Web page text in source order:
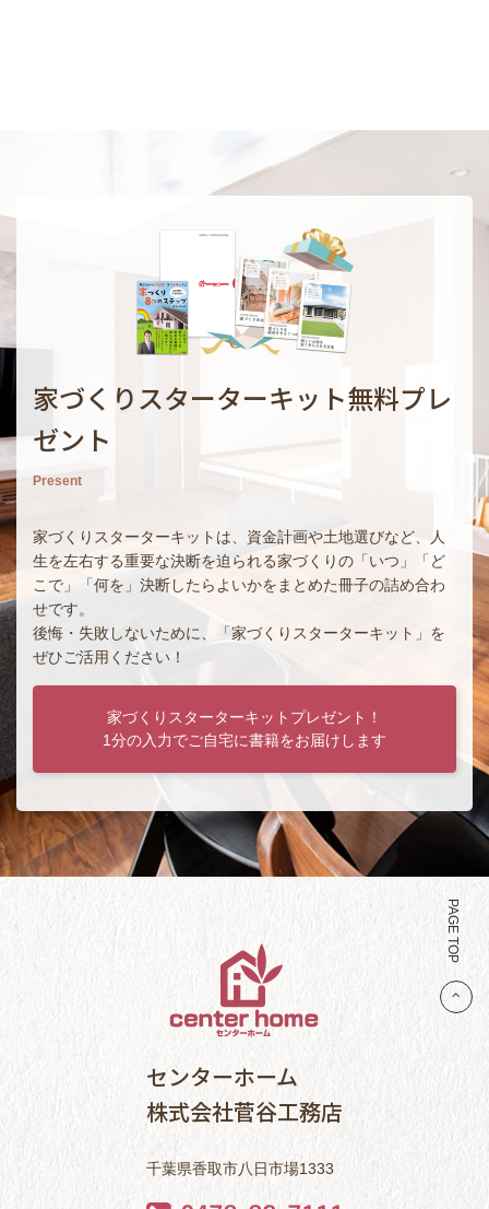
家づくりスターターキット無料プレ
ゼント
Present
家づくりスターターキットは、資金計画や土地選びなど、人
生を左右する重要な決断を迫られる家づくりの「いつ」「ど
こで」「何を」決断したらよいかをまとめた冊子の詰め合わ
せです。
後悔・失敗しないために、「家づくりスターターキット」を
ぜひご活用ください！
家づくりスターターキットプレゼント！
1分の入力でご自宅に書籍をお届けします
PAGE TOP
センターホーム
株式会社菅谷工務店
千葉県香取市八日市場1333